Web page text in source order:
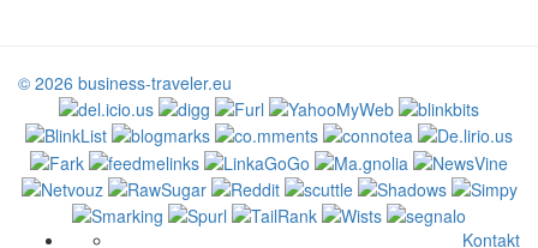
© 2026 business-traveler.eu
Kontakt